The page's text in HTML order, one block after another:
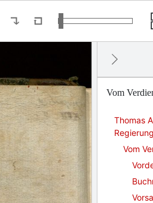
Vom
Thomas
Vom